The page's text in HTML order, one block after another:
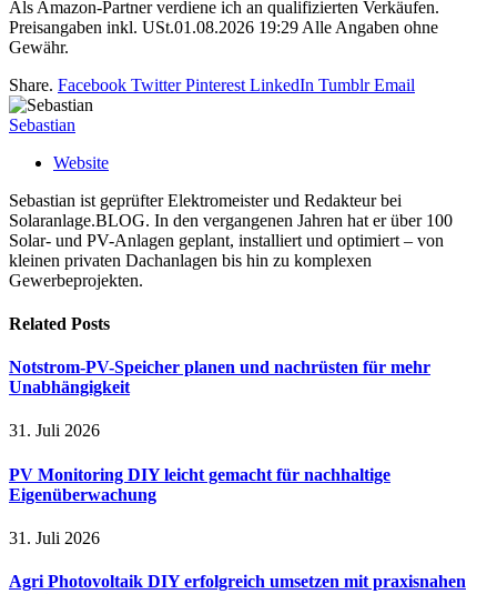
Als Amazon-Partner verdiene ich an qualifizierten Verkäufen.
Preisangaben inkl. USt.01.08.2026 19:29 Alle Angaben ohne
Gewähr.
Share. Facebook Twitter Pinterest LinkedIn Tumblr Email
Sebastian
Website
Sebastian ist geprüfter Elektromeister und Redakteur bei
Solaranlage.BLOG. In den vergangenen Jahren hat er über 100
Solar- und PV-Anlagen geplant, installiert und optimiert – von
kleinen privaten Dachanlagen bis hin zu komplexen
Gewerbeprojekten.
Related Posts
Notstrom-PV-Speicher planen und nachrüsten für mehr
Unabhängigkeit
31. Juli 2026
PV Monitoring DIY leicht gemacht für nachhaltige
Eigenüberwachung
31. Juli 2026
Agri Photovoltaik DIY erfolgreich umsetzen mit praxisnahen